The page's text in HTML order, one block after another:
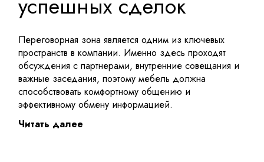
Переговорная зона является одним из ключевых
пространств в компании. Именно здесь проходят
обсуждения с партнерами, внутренние совещания и
важные заседания, поэтому мебель должна
способствовать комфортному общению и
эффективному обмену информацией.
При выборе важно учитывать размеры помещения,
Читать далее